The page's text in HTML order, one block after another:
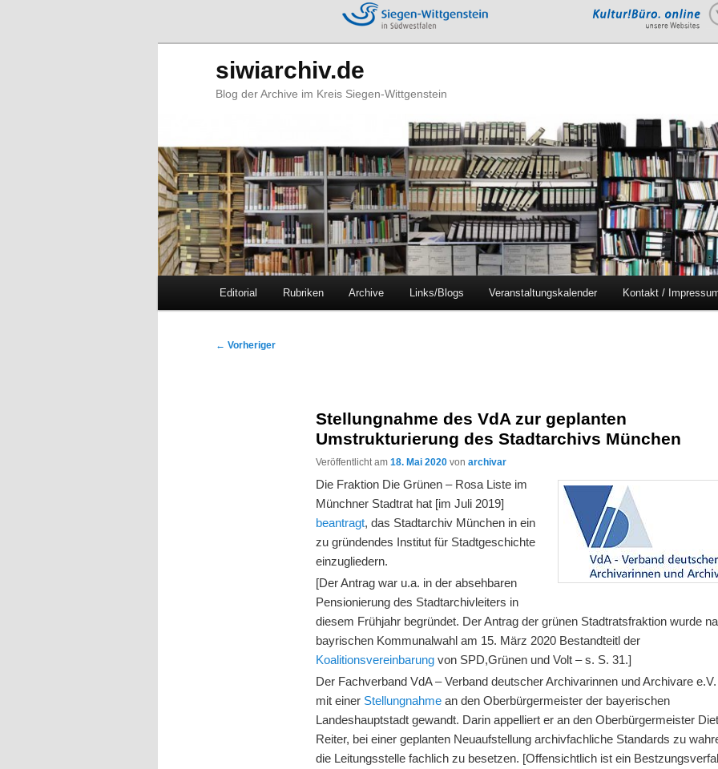
siwiarchiv.de
Blog der Archive im Kreis Siegen-Wittgenstein
Zum
Zum
Editorial Rubriken Archive Links/Blogs Veranstaltungskalender Kontakt /
Beitragsnavigation
← Vorheriger
Stellungnahme des VdA zur geplanten
Umstrukturierung des Stadtarchivs München
Veröffentlicht am18. Mai 2020 vonarchivar
Die Fraktion Die Grünen – Rosa Liste im
Münchner Stadtrat hat [im Juli 2019]
beantragt, das Stadtarchiv München in ein
zu gründendes Institut für Stadtgeschichte
einzugliedern.
[Der Antrag war u.a. in der absehbaren
Pensionierung des Stadtarchivleiters in
diesem Frühjahr begründet. Der Antrag der grünen Stadtratsfraktion wurde
bayrischen Kommunalwahl am 15. März 2020 Bestandteitl der
Koalitionsvereinbarungvon SPD,Grünen und Volt – s. S. 31.]
Der Fachverband VdA – Verband deutscher Archivarinnen und Archivare
mit einer Stellungnahmean den Oberbürgermeister der bayerischen
Landeshauptstadt gewandt. Darin appelliert er an den Oberbürgermeister
Reiter, bei einer geplanten Neuaufstellung archivfachliche Standards zu
die Leitungsstelle fachlich zu besetzen. [Offensichtlich ist ein